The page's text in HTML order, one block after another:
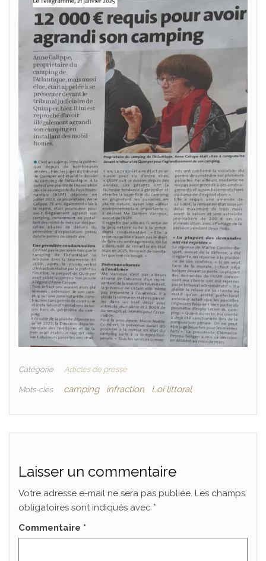
Catégorie Articles de presse
Mots-clés camping infraction Loi littoral
Laisser un commentaire
Votre adresse e-mail ne sera pas publiée. Les champs
obligatoires sont indiqués avec *
Commentaire *